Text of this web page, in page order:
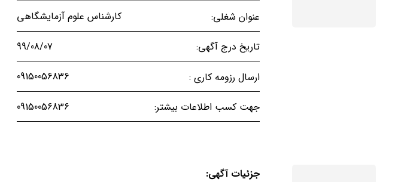
عنوان شغلی: کارشناس علوم آزمایشگاهی
تاریخ درج آگهی: 99/08/07
ارسال رزومه کاری : 09150056836
جهت کسب اطلاعات بیشتر: 09150056836
جزئیات آگهی: